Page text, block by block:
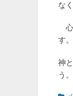
な
心
す。
神
う。